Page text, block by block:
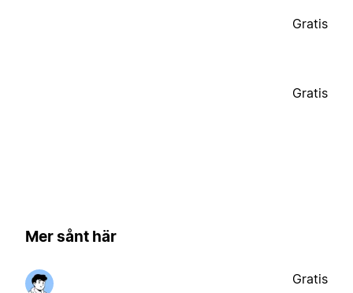
Gratis
Gratis
Mer sånt här
Gratis